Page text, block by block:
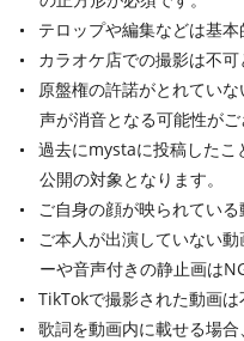
テロップや編集などは基本
カラオケ店での撮影は不可
原盤権の許諾がとれてい
声が消音となる可能性がご
過去にmystaに投稿したこ
公開の対象となります。
ご自身の顔が映られてい
ご本人が出演していない
ーや音声付きの静止画は
TikTokで撮影された動画は
歌詞を動画内に載せる場